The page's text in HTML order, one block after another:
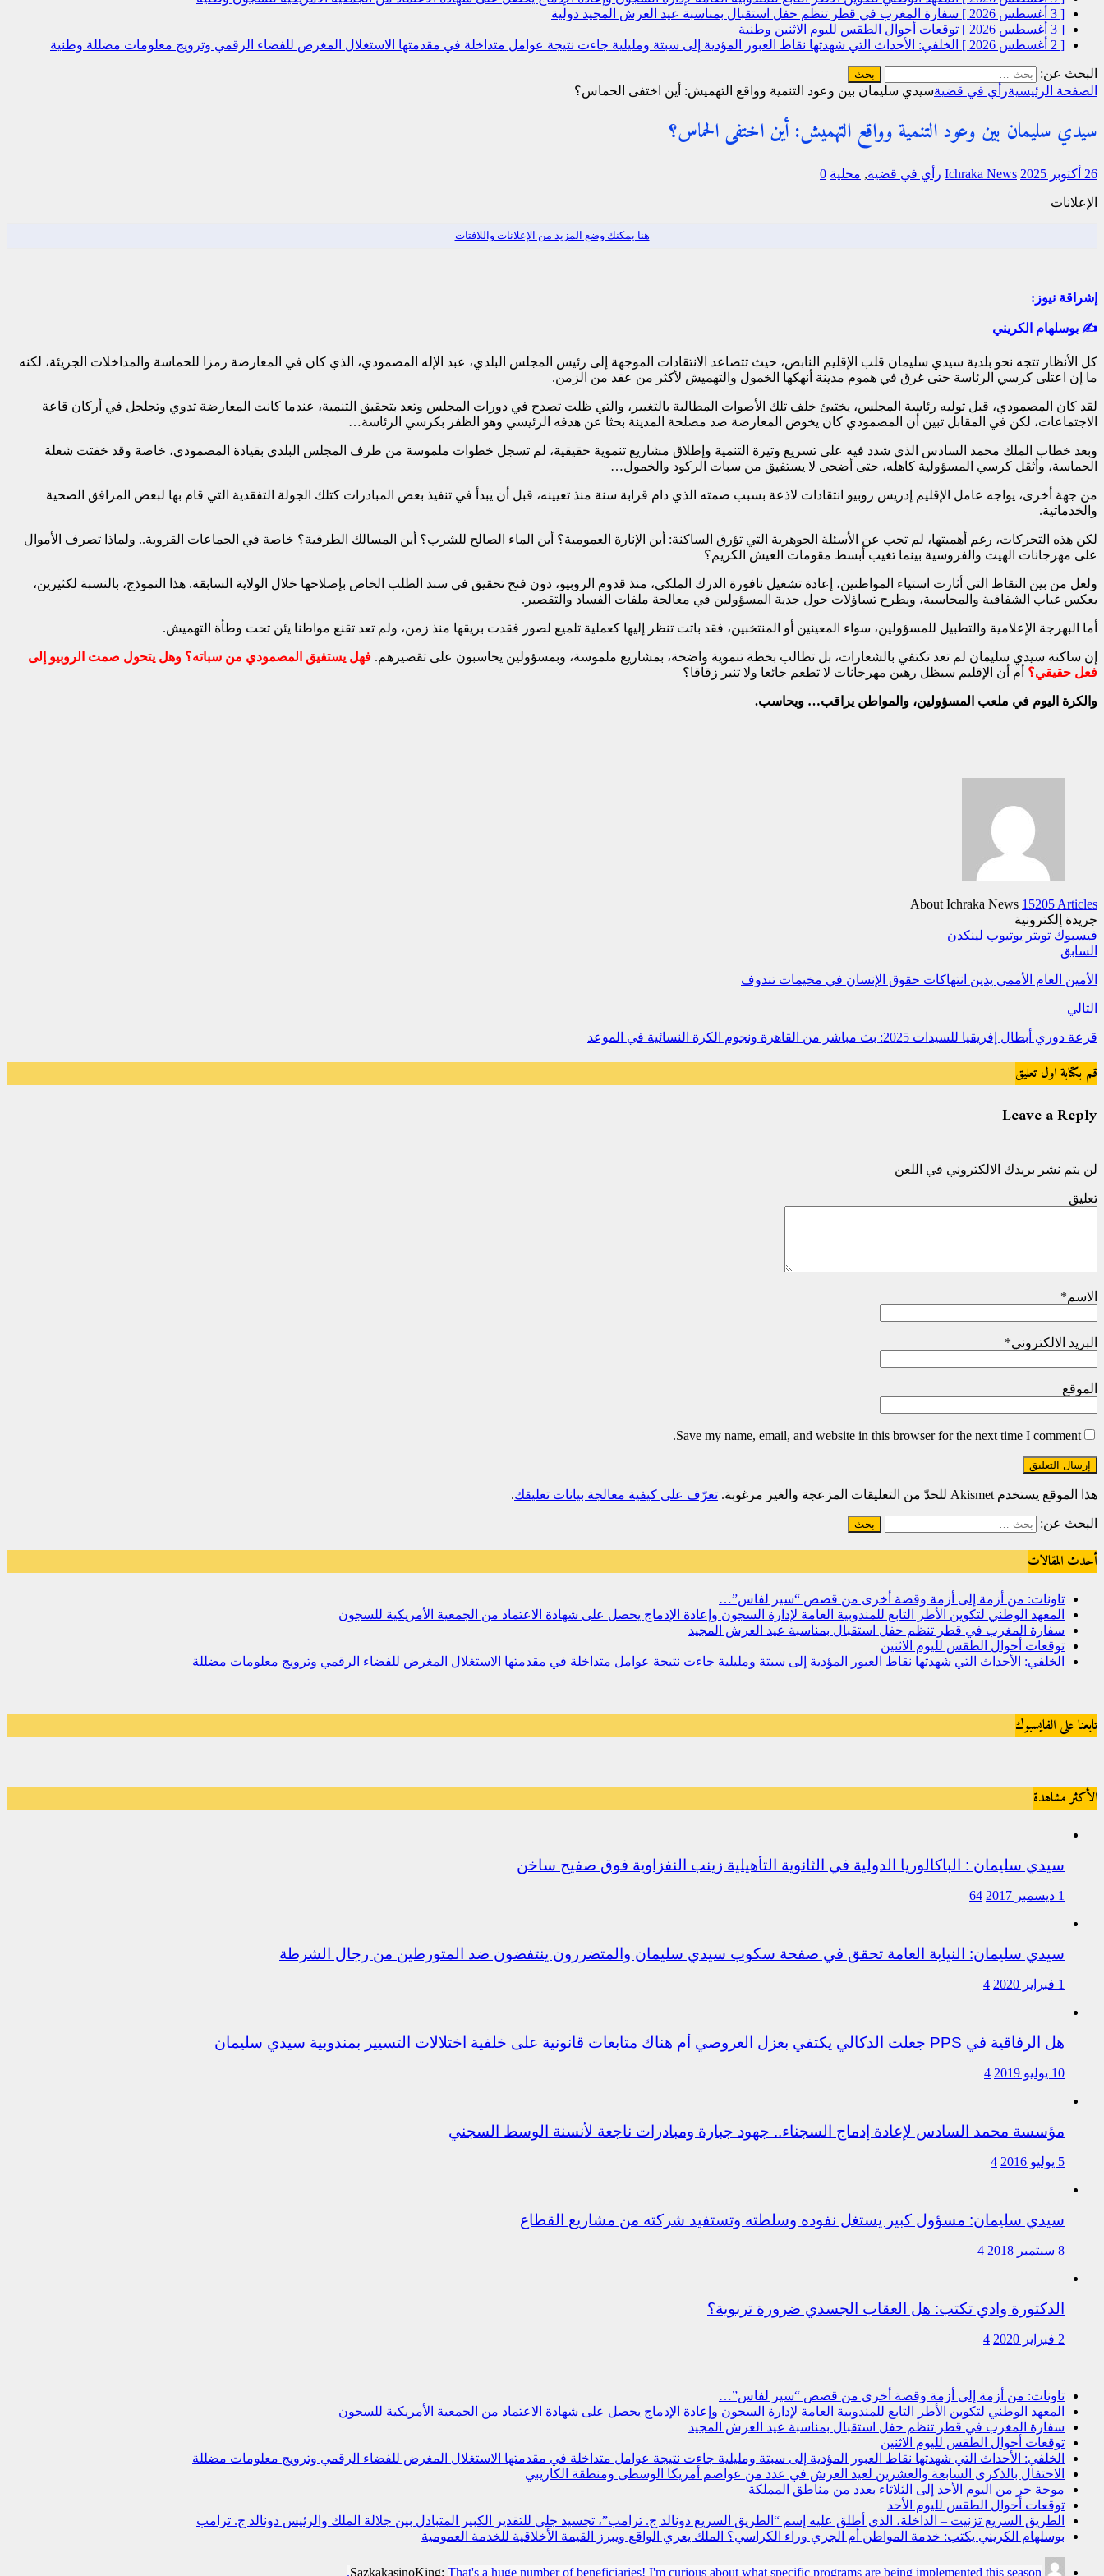
[ 3 أغسطس 2026 ]
سفارة المغرب في قطر تنظم حفل استقبال بمناسبة عيد العرش المجيد دولية
[ 3 أغسطس 2026 ]
توقعات أحوال الطقس لليوم الاثنين وطنية
[ 2 أغسطس 2026 ]
الخلفي: الأحداث التي شهدتها نقاط العبور المؤدية إلى سبتة ومليلية جاءت نتيجة عوامل متداخلة في مقدمتها الاستغلال المغرض للفضاء الرقمي وترويج معلومات مضللة وطنية
البحث عن:
الصفحة الرئيسيةرأي في قضيةسيدي سليمان بين وعود التنمية وواقع التهميش: أين اختفى الحماس؟
سيدي سليمان بين وعود التنمية وواقع التهميش: أين اختفى الحماس؟
26 أكتوبر 2025 Ichraka News رأي في قضية, محلية 0
الإعلانات
هنا يمكنك وضع المزيد من الإعلانات واللافتات
إشراقة نيوز:
✍ بوسلهام الكريني
كل الأنظار تتجه نحو بلدية سيدي سليمان قلب الإقليم النابض، حيث تتصاعد الانتقادات الموجهة إلى رئيس المجلس البلدي، عبد الإله المصمودي، الذي كان في المعارضة رمزا للحماسة والمداخلات الجريئة، لكنه
ما إن اعتلى كرسي الرئاسة حتى غرق في هموم مدينة أنهكها الخمول والتهميش لأكثر من عقد من الزمن.
لقد كان المصمودي، قبل توليه رئاسة المجلس، يختبئ خلف تلك الأصوات المطالبة بالتغيير، والتي ظلت تصدح في دورات المجلس وتعد بتحقيق التنمية، عندما كانت المعارضة تدوي وتجلجل في أركان قاعة
الاجتماعات، لكن في المقابل تبين أن المصمودي كان يخوض المعارضة ضد مصلحة المدينة بحثا عن هدفه الرئيسي وهو الظفر بكرسي الرئاسة…
وبعد خطاب الملك محمد السادس الذي شدد فيه على تسريع وتيرة التنمية وإطلاق مشاريع تنموية حقيقية، لم تسجل خطوات ملموسة من طرف المجلس البلدي بقيادة المصمودي، خاصة وقد خفتت شعلة
الحماسة، وأثقل كرسي المسؤولية كاهله، حتى أضحى لا يستفيق من سبات الركود والخمول…
من جهة أخرى، يواجه عامل الإقليم إدريس روبيو انتقادات لاذعة بسبب صمته الذي دام قرابة سنة منذ تعيينه، قبل أن يبدأ في تنفيذ بعض المبادرات كتلك الجولة التفقدية التي قام بها لبعض المرافق الصحية
والخدماتية.
لكن هذه التحركات، رغم أهميتها، لم تجب عن الأسئلة الجوهرية التي تؤرق الساكنة: أين الإنارة العمومية؟ أين الماء الصالح للشرب؟ أين المسالك الطرقية؟ خاصة في الجماعات القروية.. ولماذا تصرف الأموال
على مهرجانات الهيت والفروسية بينما تغيب أبسط مقومات العيش الكريم؟
ولعل من بين النقاط التي أثارت استياء المواطنين، إعادة تشغيل نافورة الدرك الملكي، منذ قدوم الروبيو، دون فتح تحقيق في سند الطلب الخاص بإصلاحها خلال الولاية السابقة. هذا النموذج، بالنسبة لكثيرين،
يعكس غياب الشفافية والمحاسبة، ويطرح تساؤلات حول جدية المسؤولين في معالجة ملفات الفساد والتقصير.
أما البهرجة الإعلامية والتطبيل للمسؤولين، سواء المعينين أو المنتخبين، فقد باتت تنظر إليها كعملية تلميع لصور فقدت بريقها منذ زمن، ولم تعد تقنع مواطنا يئن تحت وطأة التهميش.
إن ساكنة سيدي سليمان لم تعد تكتفي بالشعارات، بل تطالب بخطة تنموية واضحة، بمشاريع ملموسة، وبمسؤولين يحاسبون على تقصيرهم. فهل يستفيق المصمودي من سباته؟ وهل يتحول صمت الروبيو إلى
فعل حقيقي؟ أم أن الإقليم سيظل رهين مهرجانات لا تطعم جائعا ولا تنير زقاقا؟
والكرة اليوم في ملعب المسؤولين، والمواطن يراقب… ويحاسب.
About Ichraka News 15205 Articles
جريدة إلكترونية
فيسبوك تويتر يوتيوب لينكدن
السابق
الأمين العام الأممي يدين انتهاكات حقوق الإنسان في مخيمات تندوف
التالي
قرعة دوري أبطال إفريقيا للسيدات 2025: بث مباشر من القاهرة ونجوم الكرة النسائية في الموعد
قم بكتابة اول تعليق
Leave a Reply
لن يتم نشر بريدك الالكتروني في اللعن
تعليق
الاسم*
البريد الالكتروني*
الموقع
Save my name, email, and website in this browser for the next time I comment.
هذا الموقع يستخدم Akismet للحدّ من التعليقات المزعجة والغير مرغوبة. تعرّف على كيفية معالجة بيانات تعليقك.
البحث عن:
أحدث المقالات
تاونات: من أزمة إلى أزمة وقصة أخرى من قصص “سير لفاس”…
المعهد الوطني لتكوين الأطر التابع للمندوبية العامة لإدارة السجون وإعادة الإدماج يحصل على شهادة الاعتماد من الجمعية الأمريكية للسجون
سفارة المغرب في قطر تنظم حفل استقبال بمناسبة عيد العرش المجيد
توقعات أحوال الطقس لليوم الاثنين
الخلفي: الأحداث التي شهدتها نقاط العبور المؤدية إلى سبتة ومليلية جاءت نتيجة عوامل متداخلة في مقدمتها الاستغلال المغرض للفضاء الرقمي وترويج معلومات مضللة
تابعنا على الفايسبوك
الأكثر مشاهدة
سيدي سليمان : الباكالوريا الدولية في الثانوية التأهيلية زينب النفزاوية فوق صفيح ساخن
1 ديسمبر 2017 64
سيدي سليمان: النيابة العامة تحقق في صفحة سكوب سيدي سليمان والمتضررون ينتفضون ضد المتورطين من رجال الشرطة
1 فبراير 2020 4
هل الرفاقية في PPS جعلت الدكالي يكتفي بعزل العروصي أم هناك متابعات قانونية على خلفية اختلالات التسيير بمندوبية سيدي سليمان
10 يوليو 2019 4
مؤسسة محمد السادس لإعادة إدماج السجناء.. جهود جبارة ومبادرات ناجعة لأنسنة الوسط السجني
5 يوليو 2016 4
سيدي سليمان: مسؤول كبير يستغل نفوده وسلطته وتستفيد شركته من مشاريع القطاع
8 سبتمبر 2018 4
الدكتورة وادي تكتب: هل العقاب الجسدي ضرورة تربوية؟
2 فبراير 2020 4
تاونات: من أزمة إلى أزمة وقصة أخرى من قصص “سير لفاس”…
المعهد الوطني لتكوين الأطر التابع للمندوبية العامة لإدارة السجون وإعادة الإدماج يحصل على شهادة الاعتماد من الجمعية الأمريكية للسجون
سفارة المغرب في قطر تنظم حفل استقبال بمناسبة عيد العرش المجيد
توقعات أحوال الطقس لليوم الاثنين
الخلفي: الأحداث التي شهدتها نقاط العبور المؤدية إلى سبتة ومليلية جاءت نتيجة عوامل متداخلة في مقدمتها الاستغلال المغرض للفضاء الرقمي وترويج معلومات مضللة
الاحتفال بالذكرى السابعة والعشرين لعيد العرش في عدد من عواصم أمريكا الوسطى ومنطقة الكاريبي
موجة حر من اليوم الأحد إلى الثلاثاء بعدد من مناطق المملكة
توقعات أحوال الطقس لليوم الأحد
الطريق السريع تزنيت – الداخلة، الذي أطلق عليه إسم “الطريق السريع دونالد ج. ترامب”، تجسيد جلي للتقدير الكبير المتبادل بين جلالة الملك والرئيس دونالد ج. ترامب
بوسلهام الكريني يكتب: خدمة المواطن أم الجري وراء الكراسي؟ الملك يعري الواقع ويبرز القيمة الأخلاقية للخدمة العمومية
SazkakasinoKing: That's a huge number of beneficiaries! I'm curious about what specific programs are being implemented this season.